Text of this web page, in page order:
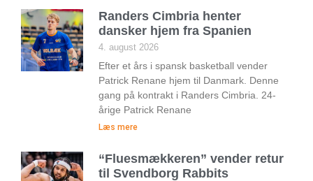
Randers Cimbria henter
dansker hjem fra Spanien
4. august 2026
Efter et års i spansk basketball vender
Patrick Renane hjem til Danmark. Denne
gang på kontrakt i Randers Cimbria. 24-
årige Patrick Renane
Læs mere
“Fluesmækkeren” vender retur
til Svendborg Rabbits